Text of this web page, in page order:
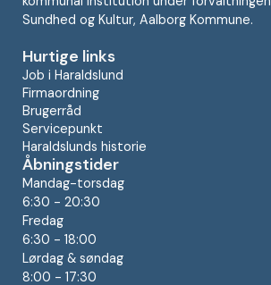
Sundhed og Kultur, Aalborg Kommune.
Hurtige links
Job i Haraldslund
Firmaordning
Brugerråd
Servicepunkt
Haraldslunds historie
Åbningstider
Mandag-torsdag
6:30 - 20:30
Fredag
6:30 - 18:00
Lørdag & søndag
8:00 - 17:30